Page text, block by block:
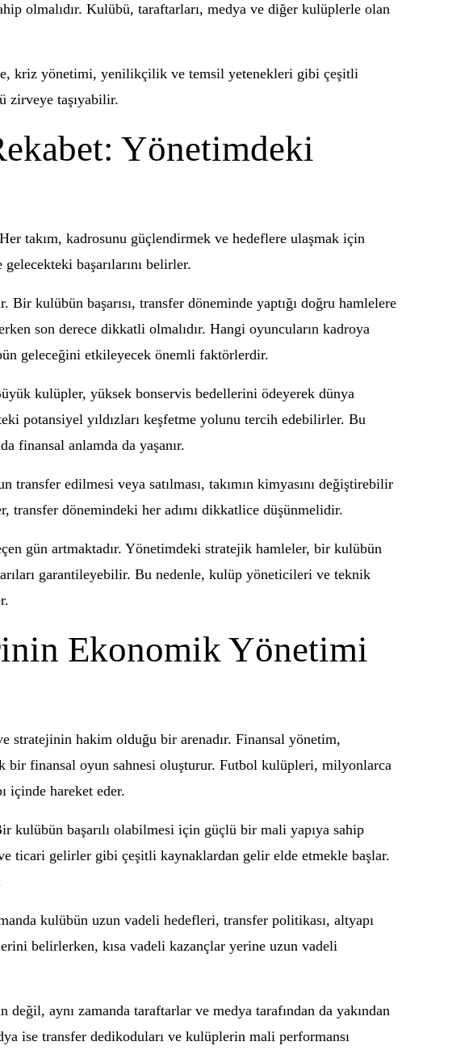
olmalıdır. Kulübü, taraftarları, medya ve diğer kulüplerle olan
kriz yönetimi, yenilikçilik ve temsil yetenekleri gibi çeşitli
zirveye taşıyabilir.
Yönetimdeki
takım, kadrosunu güçlendirmek ve hedeflere ulaşmak için
başarılarını belirler.
kulübün başarısı, transfer döneminde yaptığı doğru hamlelere
son derece dikkatli olmalıdır. Hangi oyuncuların kadroya
geleceğini etkileyecek önemli faktörlerdir.
kulüpler, yüksek bonservis bedellerini ödeyerek dünya
potansiyel yıldızları keşfetme yolunu tercih edebilirler. Bu
finansal anlamda da yaşanır.
edilmesi veya satılması, takımın kimyasını değiştirebilir
dönemindeki her adımı dikkatlice düşünmelidir.
gün artmaktadır. Yönetimdeki stratejik hamleler, bir kulübün
garantileyebilir. Bu nedenle, kulüp yöneticileri ve teknik
Ekonomik Yönetimi
stratejinin hakim olduğu bir arenadır. Finansal yönetim,
bir finansal oyun sahnesi oluşturur. Futbol kulüpleri, milyonlarca
içinde hareket eder.
kulübün başarılı olabilmesi için güçlü bir mali yapıya sahip
ticari gelirler gibi çeşitli kaynaklardan gelir elde etmekle başlar.
kulübün uzun vadeli hedefleri, transfer politikası, altyapı
belirlerken, kısa vadeli kazançlar yerine uzun vadeli
aynı zamanda taraftarlar ve medya tarafından da yakından
ise transfer dedikoduları ve kulüplerin mali performansı